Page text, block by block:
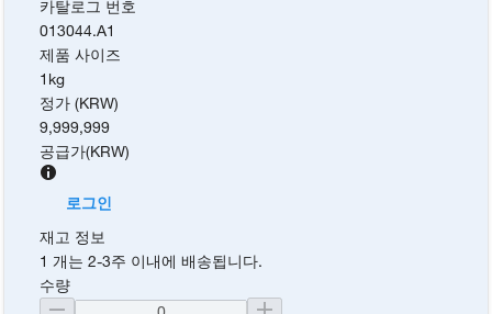
카탈로그 번호
013044.A1
제품 사이즈
1kg
정가 (KRW)
9,999,999
공급가(KRW)
로그인
재고 정보
1 개는 2-3주 이내에 배송됩니다.
수량